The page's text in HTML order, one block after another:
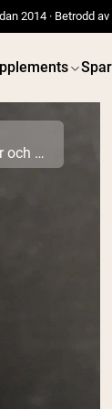
2014 · Betrodd
från
djur
från
Powders
Topp 10 vetenskapligt bevisade fördelar med kollagenpeptider för hud, leder och mer